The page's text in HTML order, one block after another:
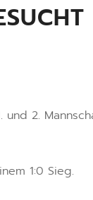
2.
1:0 Sieg.